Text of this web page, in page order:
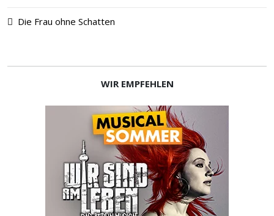
Die Frau ohne Schatten
WIR EMPFEHLEN